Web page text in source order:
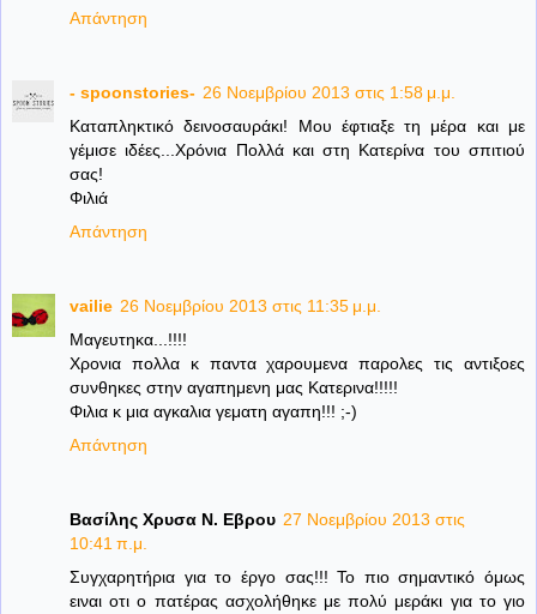
Απάντηση
- spoonstories- 26 Νοεμβρίου 2013 στις 1:58 μ.μ.
Καταπληκτικό δεινοσαυράκι! Μου έφτιαξε τη μέρα και με
γέμισε ιδέες...Χρόνια Πολλά και στη Κατερίνα του σπιτιού
σας!
Φιλιά
Απάντηση
vailie 26 Νοεμβρίου 2013 στις 11:35 μ.μ.
Μαγευτηκα...!!!!
Χρονια πολλα κ παντα χαρουμενα παρολες τις αντιξοες
συνθηκες στην αγαπημενη μας Κατερινα!!!!!
Φιλια κ μια αγκαλια γεματη αγαπη!!! ;-)
Απάντηση
Βασίλης Χρυσα Ν. Εβρου 27 Νοεμβρίου 2013 στις
10:41 π.μ.
Συγχαρητήρια για το έργο σας!!! Το πιο σημαντικό όμως
ειναι οτι ο πατέρας ασχολήθηκε με πολύ μεράκι για το γιο